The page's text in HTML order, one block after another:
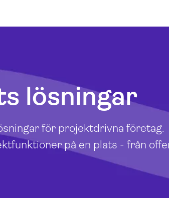
lösningar
för projektdrivna företag.
på en plats - från